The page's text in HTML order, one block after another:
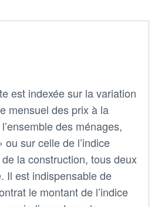
est indexée sur la variation
mensuel des prix à la
des ménages,
sur celle de l’indice
la construction, tous deux
Il est indispensable de
le montant de l’indice